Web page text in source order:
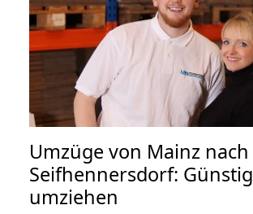
Umzüge von Mainz nach
Seifhennersdorf: Günstig
umziehen